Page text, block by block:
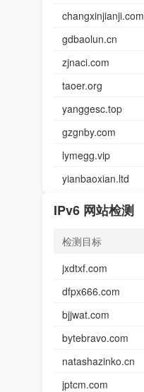
changxinjianji.com
gdbaolun.cn
zjnaci.com
taoer.org
yanggesc.top
gzgnby.com
lymegg.vip
yianbaoxian.ltd
IPv6 网站检测
检测目标
jxdtxf.com
dfpx666.com
bjjwat.com
bytebravo.com
natashazinko.cn
jptcm.com